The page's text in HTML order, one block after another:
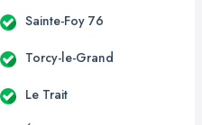
Sainte-Foy 76
Torcy-le-Grand
Le Trait